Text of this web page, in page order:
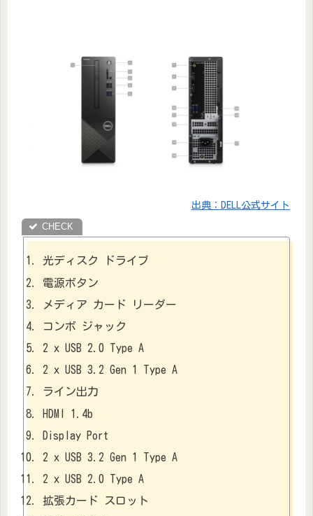
出典：DELL公式サイト
光ディスク ドライブ
電源ボタン
メディア カード リーダー
コンボ ジャック
2 x USB 2.0 Type A
2 x USB 3.2 Gen 1 Type A
ライン出力
HDMI 1.4b
Display Port
2 x USB 3.2 Gen 1 Type A
2 x USB 2.0 Type A
拡張カード スロット